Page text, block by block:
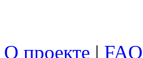
О проекте | FAQ